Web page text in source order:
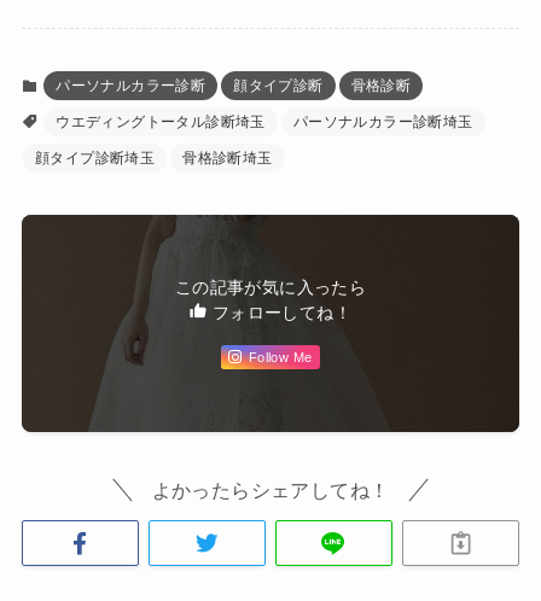
パーソナルカラー診断 顔タイプ診断 骨格診断
ウエディングトータル診断埼玉 パーソナルカラー診断埼玉
顔タイプ診断埼玉 骨格診断埼玉
この記事が気に入ったら
フォローしてね！
Follow Me
よかったらシェアしてね！